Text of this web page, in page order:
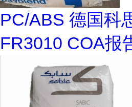
PC/ABS 德国科
FR3010 COA报